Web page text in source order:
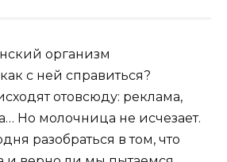
организм
с ней справиться?
отовсюду: реклама,
Но молочница не исчезает.
разобраться в том, что